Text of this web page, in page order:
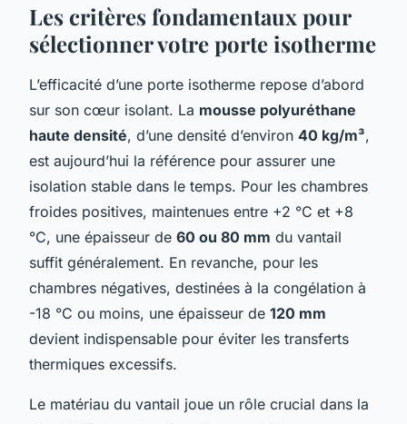
Les critères fondamentaux pour
sélectionner votre porte isotherme
L’efficacité d’une porte isotherme repose d’abord
sur son cœur isolant. La mousse polyuréthane
haute densité, d’une densité d’environ 40 kg/m³,
est aujourd’hui la référence pour assurer une
isolation stable dans le temps. Pour les chambres
froides positives, maintenues entre +2 °C et +8
°C, une épaisseur de 60 ou 80 mm du vantail
suffit généralement. En revanche, pour les
chambres négatives, destinées à la congélation à
-18 °C ou moins, une épaisseur de 120 mm
devient indispensable pour éviter les transferts
thermiques excessifs.
Le matériau du vantail joue un rôle crucial dans la